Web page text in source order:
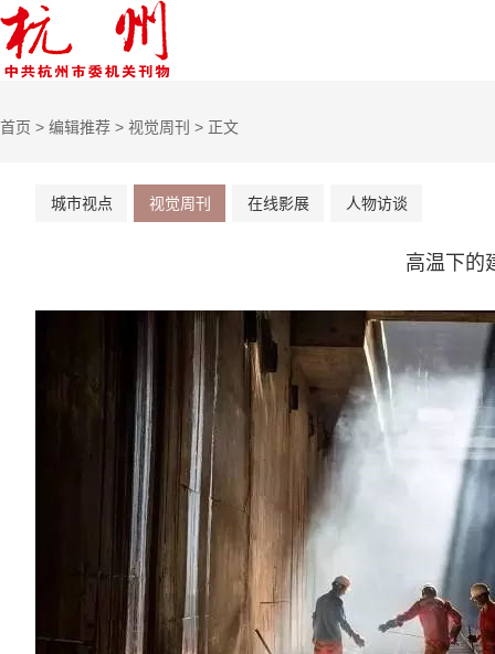
首页 > 编辑推荐 > 视觉周刊 > 正文
城市视点 视觉周刊 在线影展 人物访谈
高温下的